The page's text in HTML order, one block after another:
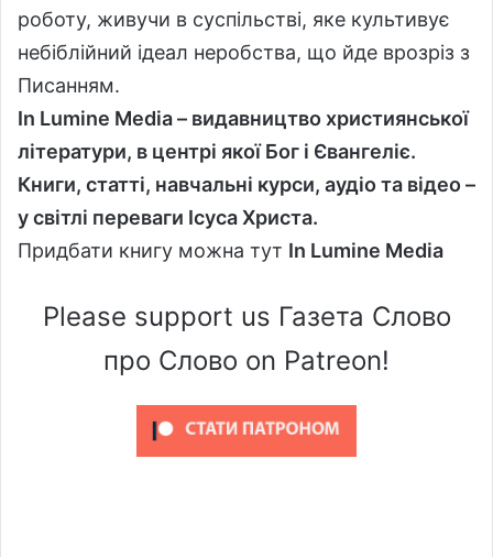
роботу, живучи в суспільстві, яке культивує
небіблійний ідеал неробства, що йде врозріз з
Писанням.
In Lumine Media – видавництво християнської
літератури, в центрі якої Бог і Євангеліє.
Книги, статті, навчальні курси, аудіо та відео –
у світлі переваги Ісуса Христа.
Придбати книгу можна тут In Lumine Media
Please support us Газета Слово
про Слово on Patreon!